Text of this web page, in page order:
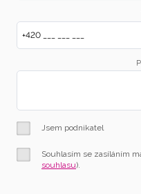
Jsem podnikatel
Souhlasím se zasíláním
souhlasu).